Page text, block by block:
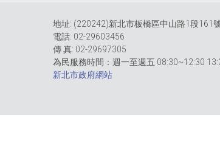
地址: (220242)新北市板橋區中山路1段161
電話: 02-29603456
傳 真: 02-29697305
為民服務時間：週一至週五 08:30~12:30
新北市政府網站